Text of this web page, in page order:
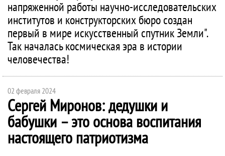
напряженной работы научно-исследовательских
институтов и конструкторских бюро создан
первый в мире искусственный спутник Земли".
Так началась космическая эра в истории
человечества!
02 февраля 2024
Сергей Миронов: дедушки и
бабушки – это основа воспитания
настоящего патриотизма